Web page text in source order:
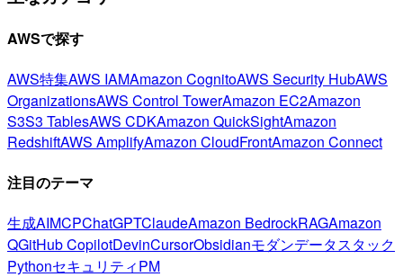
AWSで探す
AWS特集AWS IAMAmazon CognitoAWS Security HubAWS
OrganizationsAWS Control TowerAmazon EC2Amazon
S3S3 TablesAWS CDKAmazon QuickSightAmazon
RedshiftAWS AmplifyAmazon CloudFrontAmazon Connect
注目のテーマ
生成AIMCPChatGPTClaudeAmazon BedrockRAGAmazon
QGitHub CopilotDevinCursorObsidianモダンデータスタック
PythonセキュリティPM